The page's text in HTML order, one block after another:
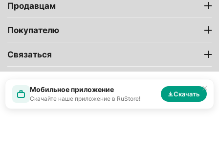
Продавцам
Покупателю
Связаться
Мобильное приложение
Скачайте наше приложение в RuStore!
Скачать